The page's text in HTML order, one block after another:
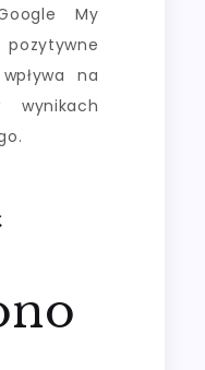
My
pozytywne
na